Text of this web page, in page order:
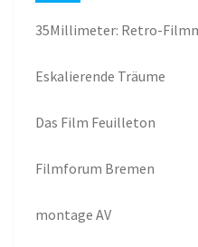
35Millimeter: Retro-
Eskalierende Träume
Das Film Feuilleton
Filmforum Bremen
montage AV